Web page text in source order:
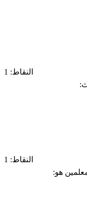
النقاط: 1
النقاط: 1
هو: